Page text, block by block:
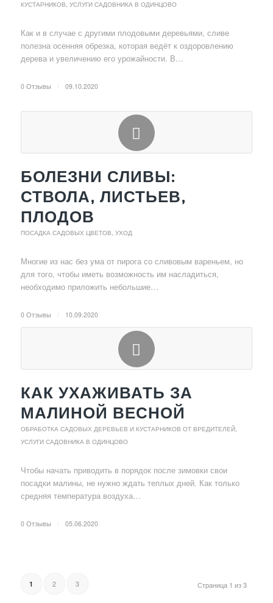
КУСТАРНИКОВ УСЛУГИ САДОВНИКА В ОДИНЦОВО
Как и в случае с другими плодовыми деревьями, сливе
полезна осенняя обрезка, которая ведёт к оздоровлению
дерева и увеличению его урожайности. В…
0 Отзывы 09.10.2020
БОЛЕЗНИ СЛИВЫ:
СТВОЛА, ЛИСТЬЕВ,
ПЛОДОВ
ПОСАДКА САДОВЫХ ЦВЕТОВ, УХОД
Многие из нас без ума от пирога со сливовым вареньем, но
для того, чтобы иметь возможность им насладиться,
необходимо приложить небольшие…
0 Отзывы 10.09.2020
КАК УХАЖИВАТЬ ЗА
МАЛИНОЙ ВЕСНОЙ
ОБРАБОТКА САДОВЫХ ДЕРЕВЬЕВ И КУСТАРНИКОВ ОТ ВРЕДИТЕЛЕЙ,
УСЛУГИ САДОВНИКА В ОДИНЦОВО
Чтобы начать приводить в порядок после зимовки свои
посадки малины, не нужно ждать теплых дней. Как только
средняя температура воздуха…
0 Отзывы 05.06.2020
Страница 1 из 3
1 2 3